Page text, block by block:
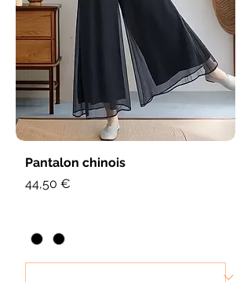
Pantalon chinois
Prix
44,50 €